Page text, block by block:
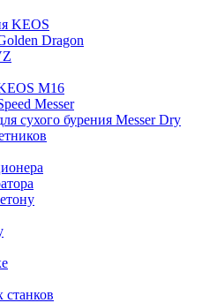
KEOS
Dragon
M16
Messer
сухого бурения Messer Dry